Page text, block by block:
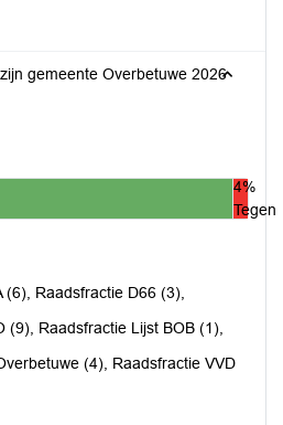
gemeente Overbetuwe 2026
4%
Tegen
(6), Raadsfractie D66 (3),
(9), Raadsfractie Lijst BOB (1),
(4), Raadsfractie VVD